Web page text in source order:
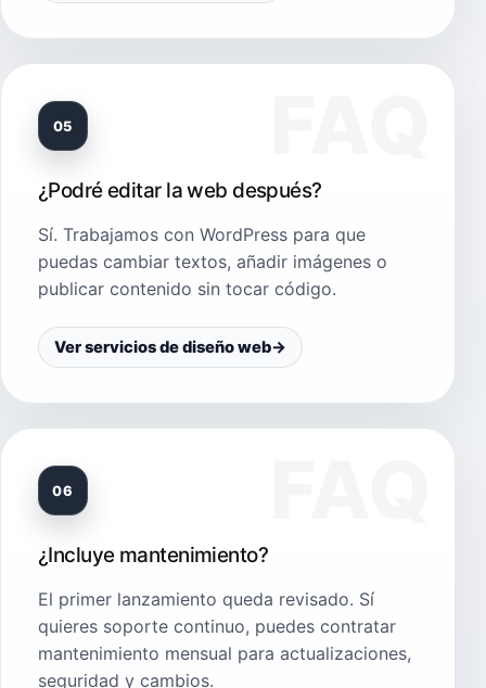
05
¿Podré editar la web después?
Sí. Trabajamos con WordPress para que
puedas cambiar textos, añadir imágenes o
publicar contenido sin tocar código.
Ver servicios de diseño web→
06
¿Incluye mantenimiento?
El primer lanzamiento queda revisado. Sí
quieres soporte continuo, puedes contratar
mantenimiento mensual para actualizaciones,
seguridad y cambios.